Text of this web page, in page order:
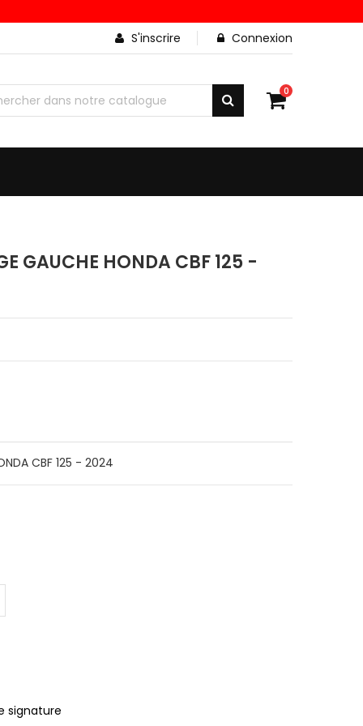
S'inscrire
Connexion
0
GAUCHE HONDA CBF 125 -
CBF 125 - 2024
signature